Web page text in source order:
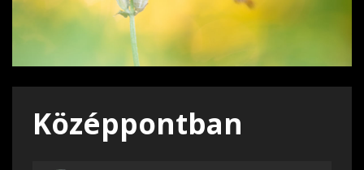
Középpontban